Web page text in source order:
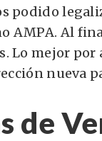
podido
AMPA. Al
Lo mejor
nueva
de